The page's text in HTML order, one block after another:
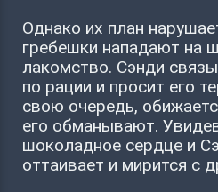
Однако их план
гребешки нападают на
лакомство. Сэнди
по рации и просит его
свою очередь,
его обманывают.
шоколадное сердце и
оттаивает и мирится с